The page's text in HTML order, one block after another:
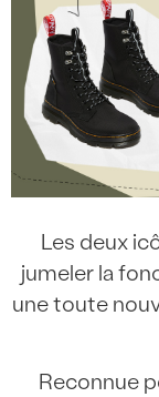
Les deux
jumeler la
une toute
Reconnue